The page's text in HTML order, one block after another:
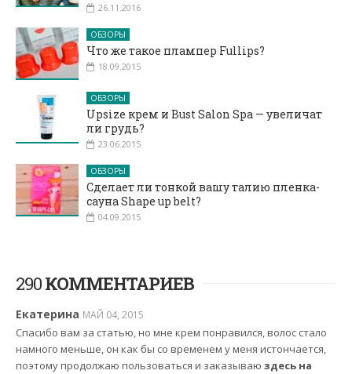
26.11.2016
ОБЗОРЫ
Что же такое плампер Fullips?
18.09.2015
ОБЗОРЫ
Upsize крем и Bust Salon Spa — увеличат
ли грудь?
23.06.2015
ОБЗОРЫ
Сделает ли тонкой вашу талию пленка-
сауна Shape up belt?
04.09.2015
290КОММЕНТАРИЕВ
Екатерина МАЙ 04, 2015
Спасибо вам за статью, но мне крем понравился, волос стало
намного меньше, он как бы со временем у меня истончается,
поэтому продолжаю пользоваться и заказываю здесь на